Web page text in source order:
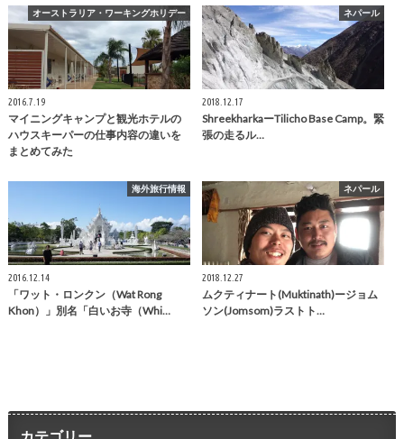
オーストラリア・ワーキングホリデー
2016.7.19
マイニングキャンプと観光ホテルの
ハウスキーパーの仕事内容の違いを
まとめてみた
ネパール
2018.12.17
ShreekharkaーTilicho Base Camp。緊
張の走るル…
海外旅行情報
2016.12.14
「ワット・ロンクン（Wat Rong
Khon）」別名「白いお寺（Whi…
ネパール
2018.12.27
ムクティナート(Muktinath)ージョム
ソン(Jomsom)ラストト…